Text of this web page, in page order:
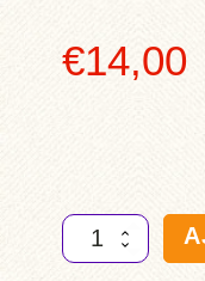
€14,00
quantité
de
Huile